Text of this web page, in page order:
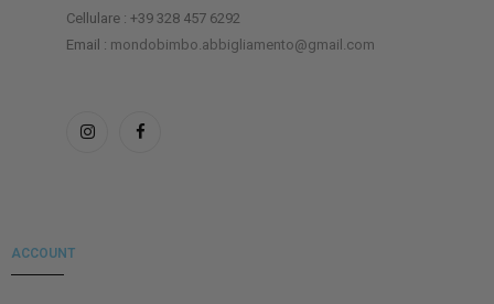
Cellulare : +39 328 457 6292
Email : mondobimbo.abbigliamento@gmail.com
ACCOUNT